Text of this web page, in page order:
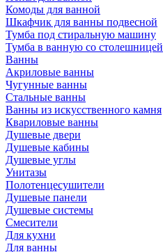
Комоды для ванной
Шкафчик для ванны подвесной
Тумба под стиральную машину
Тумба в ванную со столешницей
Ванны
Акриловые ванны
Чугунные ванны
Стальные ванны
Ванны из искусственного камня
Квариловые ванны
Душевые двери
Душевые кабины
Душевые углы
Унитазы
Полотенцесушители
Душевые панели
Душевые системы
Смесители
Для кухни
Для ванны